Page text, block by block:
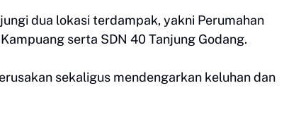
dua lokasi terdampak, yakni Perumahan
serta SDN 40 Tanjung Godang.
sekaligus mendengarkan keluhan dan